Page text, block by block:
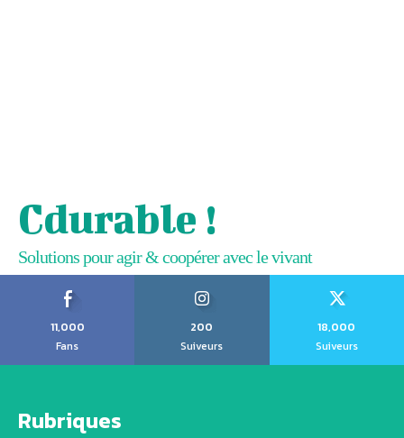
Cdurable !
Solutions pour agir & coopérer avec le vivant
11,000
Fans
200
Suiveurs
18,000
Suiveurs
Rubriques